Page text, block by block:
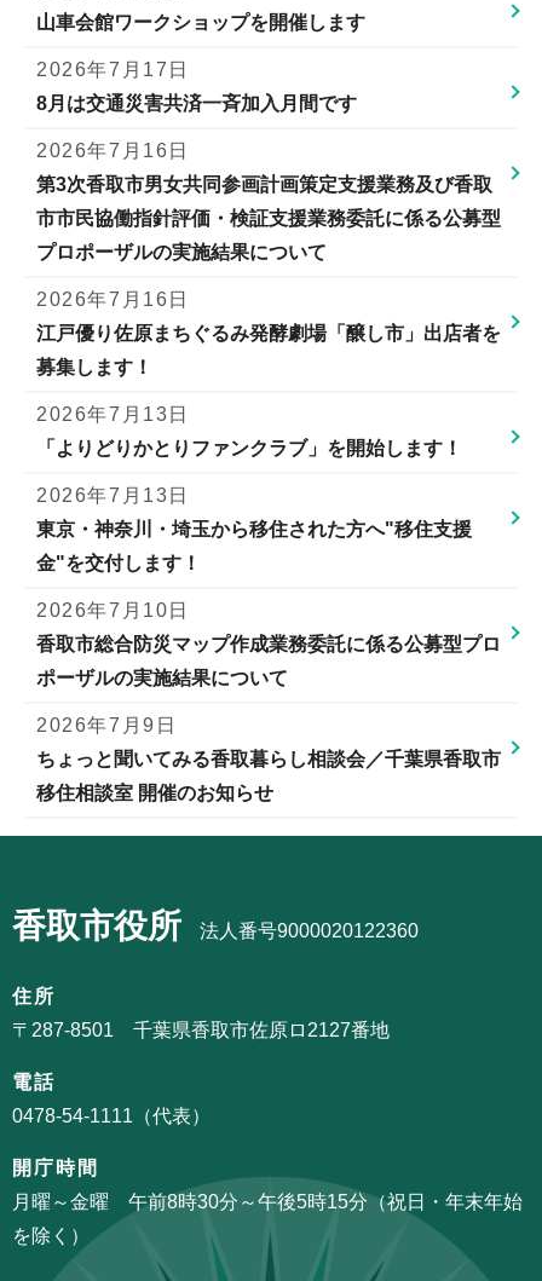
山車会館ワークショップを開催します
2026年7月17日
8月は交通災害共済一斉加入月間です
2026年7月16日
第3次香取市男女共同参画計画策定支援業務及び香取
市市民協働指針評価・検証支援業務委託に係る公募型
プロポーザルの実施結果について
2026年7月16日
江戸優り佐原まちぐるみ発酵劇場「醸し市」出店者を
募集します！
2026年7月13日
「よりどりかとりファンクラブ」を開始します！
2026年7月13日
東京・神奈川・埼玉から移住された方へ"移住支援
金"を交付します！
2026年7月10日
香取市総合防災マップ作成業務委託に係る公募型プロ
ポーザルの実施結果について
2026年7月9日
ちょっと聞いてみる香取暮らし相談会／千葉県香取市
移住相談室 開催のお知らせ
こ
ま
で
香取市役所 法人番号9000020122360
住所
〒287-8501 千葉県香取市佐原ロ2127番地
電話
0478-54-1111（代表）
開庁時間
月曜～金曜 午前8時30分～午後5時15分（祝日・年末年始
を除く）